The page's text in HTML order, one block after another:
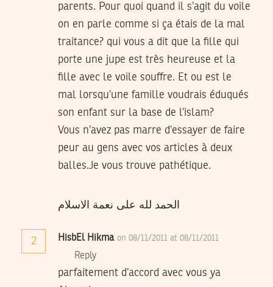
parents. Pour quoi quand il s’agit du voile
on en parle comme si ça étais de la mal
traitance? qui vous a dit que la fille qui
porte une jupe est très heureuse et la
fille avec le voile souffre. Et ou est le
mal lorsqu’une famille voudrais éduqués
son enfant sur la base de l’islam?
Vous n’avez pas marre d’essayer de faire
peur au gens avec vos articles à deux
balles.Je vous trouve pathétique.
الحمد لله على نعمة الاسلام
2 HisbEl Hikma on 08/11/2011 at 08/11/2011
Reply
parfaitement d’accord avec vous ya